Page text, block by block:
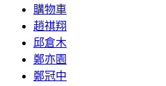
購物車
趙祺翔
邱倉木
鄭亦園
鄭冠中